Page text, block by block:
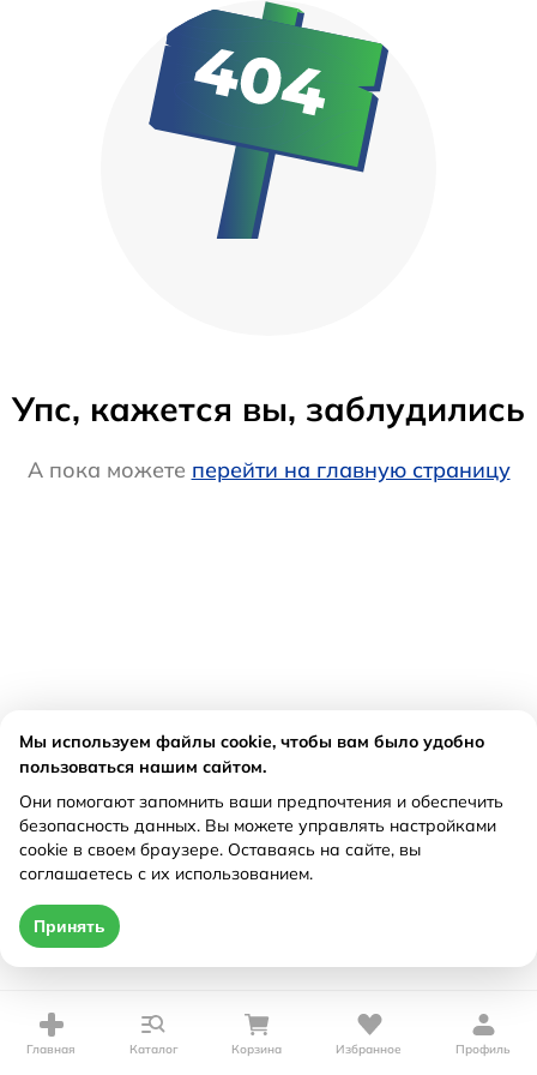
Упс, кажется вы, заблудились
А пока можете перейти на главную страницу
Главная Каталог Корзина Избранное Профиль
Мы используем файлы cookie, чтобы вам было удобно
пользоваться нашим сайтом.
Они помогают запомнить ваши предпочтения и обеспечить
безопасность данных. Вы можете управлять настройками
cookie в своем браузере. Оставаясь на сайте, вы
соглашаетесь с их использованием.
Принять